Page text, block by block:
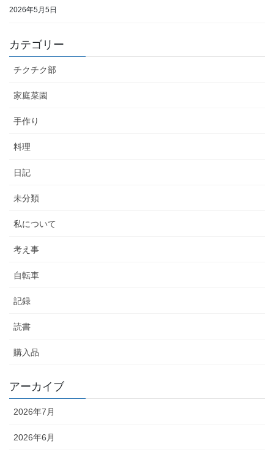
2026年5月5日
カテゴリー
チクチク部
家庭菜園
手作り
料理
日記
未分類
私について
考え事
自転車
記録
読書
購入品
アーカイブ
2026年7月
2026年6月